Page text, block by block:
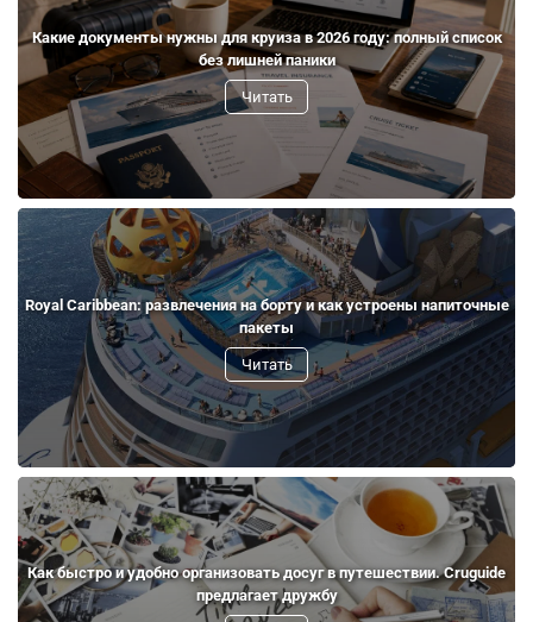
Какие документы нужны для круиза в 2026 году: полный список
без лишней паники
Читать
Royal Caribbean: развлечения на борту и как устроены напиточные
пакеты
Читать
Как быстро и удобно организовать досуг в путешествии. Cruguide
предлагает дружбу